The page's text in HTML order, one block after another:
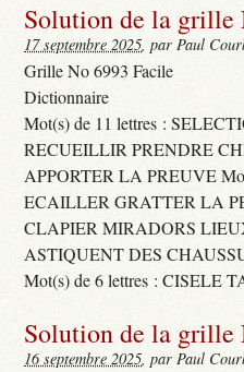
Solution de la grille
17 septembre 2025, par Paul
Grille No 6993 Facile
Dictionnaire
Mot(s) de 11 lettres :
RECUEILLIR PRENDRE
APPORTER LA PREUVE
ECAILLER GRATTER LA
CLAPIER MIRADORS
ASTIQUENT DES
Mot(s) de 6 lettres :
Solution de la grille
16 septembre 2025, par Paul